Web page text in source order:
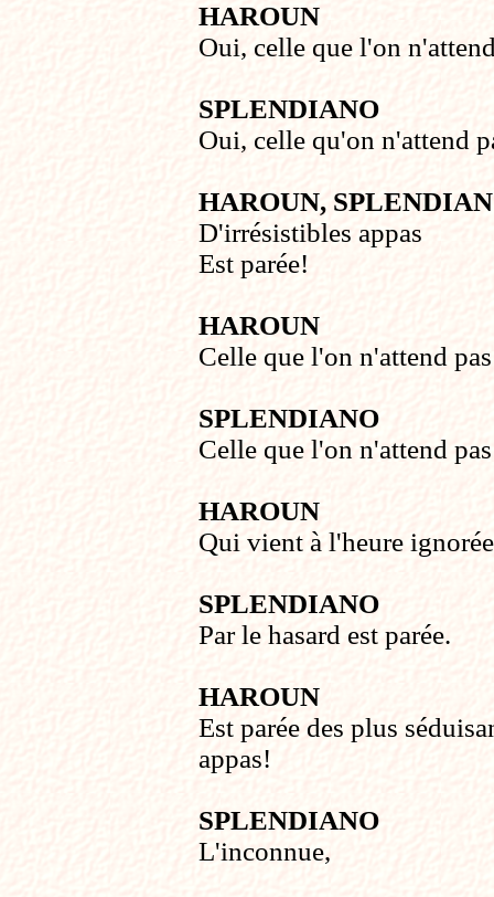
HAROUN
Oui, celle que l'on
SPLENDIANO
Oui, celle qu'on n'attend
HAROUN,
D'irrésistibles appas
Est parée!
HAROUN
Celle que l'on n'attend
SPLENDIANO
Celle que l'on n'attend pas
HAROUN
Qui vient à l'heure
SPLENDIANO
Par le hasard est parée.
HAROUN
Est parée des plus
appas!
SPLENDIANO
L'inconnue,